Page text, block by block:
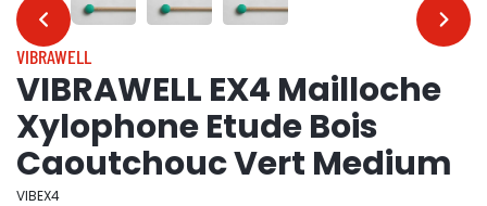
… …
VIBRAWELL
VIBRAWELL EX4 Mailloche
Xylophone Etude Bois
Caoutchouc Vert Medium
VIBEX4